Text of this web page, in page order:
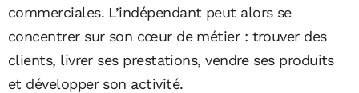
commerciales. L’indépendant peut alors se
concentrer sur son cœur de métier : trouver des
clients, livrer ses prestations, vendre ses produits
et développer son activité.